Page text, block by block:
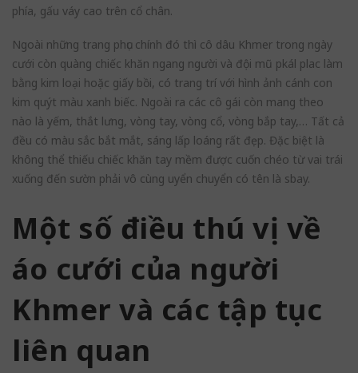
phía, gấu váy cao trên cổ chân.
Ngoài những trang phục chính đó thì cô dâu Khmer trong ngày
cưới còn quàng chiếc khăn ngang người và đội mũ pkál plac làm
bằng kim loại hoặc giấy bồi, có trang trí với hình ảnh cánh con
kim quýt màu xanh biếc. Ngoài ra các cô gái còn mang theo
nào là yếm, thắt lưng, vòng tay, vòng cổ, vòng bắp tay,… Tất cả
đều có màu sắc bắt mắt, sáng lấp loáng rất đẹp. Đặc biệt là
không thể thiếu chiếc khăn tay mềm được cuốn chéo từ vai trái
xuống đến sườn phải vô cùng uyển chuyển có tên là sbay.
Một số điều thú vị về
áo cưới của người
Khmer và các tập tục
liên quan